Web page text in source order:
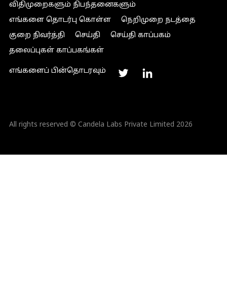
விதிமுறைகளும் நிபந்தனைகளும்
எங்களை தொடர்பு கொள்ள
நெறிமுறை நடத்தை
குறை நிவர்த்தி
செய்தி
செய்தி காப்பகம்
தலைப்புகள் காப்பகங்கள்
எங்களைப் பின்தொடரவும்
All rights reserved © Candela Labs Private Limited 2026